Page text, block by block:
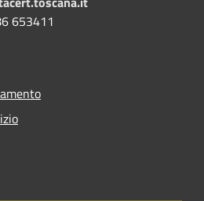
653411